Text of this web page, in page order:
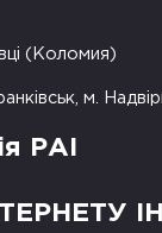
(Коломия)
м.
РАІ